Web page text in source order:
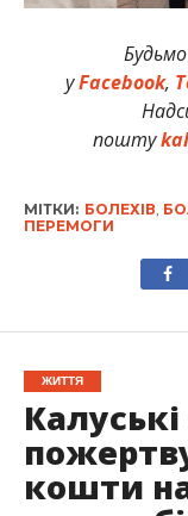
уFacebook,
пошту
МІТКИ: БОЛЕХІВ
ПЕРЕМОГИ
ЖИТТЯ
кошти